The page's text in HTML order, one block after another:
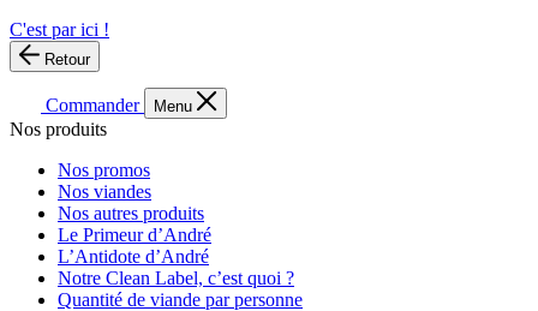
C'est par ici !
Retour
Commander Menu
Nos produits
Nos promos
Nos viandes
Nos autres produits
Le Primeur d’André
L’Antidote d’André
Notre Clean Label, c’est quoi ?
Quantité de viande par personne